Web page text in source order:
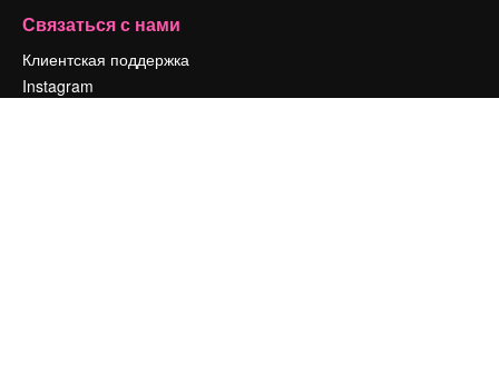
Связаться с нами
Клиентская поддержка
Instagram